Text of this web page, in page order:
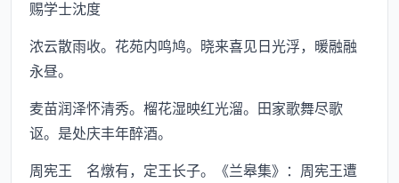
赐学士沈度
浓云散雨收。花苑内鸣鸠。晓来喜见日光浮，暖融融
永昼。
麦苗润泽怀清秀。榴花湿映红光溜。田家歌舞尽歌
讴。是处庆丰年醉酒。
周宪王 名燉有，定王长子。《兰皋集》：周宪王遭